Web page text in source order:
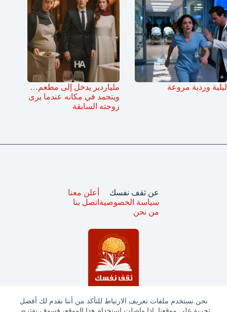
نحن نستخدم ملفات تعريف الارتباط للتأكد من أننا نقدم لك أفضل
ليلية وردية مروعة
ملياردير يدخل إلى مطعم…
ويتجمد في مكانه عندما يرى
زوجته السابقة
عن ثقف نفسك
سياسة الخصوصية
من نحن
أعلن معنا
اتصل بنا